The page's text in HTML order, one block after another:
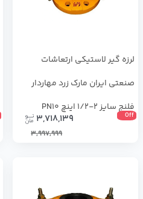
لرزه گیر لاستیکی ارتعاشات
صنعتی ایران مارک زرد مهاردار
فلنج سایز 2-1/2 اینچ PN10
Off
3,718,139
3,997,999